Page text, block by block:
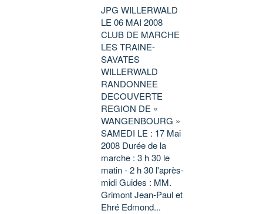
JPG WILLERWALD
LE 06 MAI 2008
CLUB DE MARCHE
LES TRAINE-
SAVATES
WILLERWALD
RANDONNEE
DECOUVERTE
REGION DE «
WANGENBOURG »
SAMEDI LE : 17 Mai
2008 Durée de la
marche : 3 h 30 le
matin - 2 h 30 l'après-
midi Guides : MM.
Grimont Jean-Paul et
Ehré Edmond...